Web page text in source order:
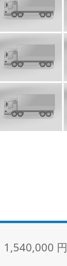
1,540,000 円